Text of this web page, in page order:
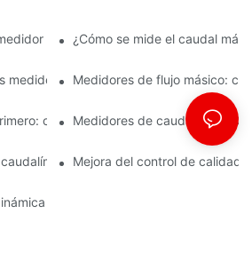
de caudal Coriolis?
¿Cómo se mide el caudal
medidores de flujo másico en la
Medidores de flujo másico:
comprensión de los caudalímetros
Medidores de caudal ATEX:
ATEX adecuado para
Mejora del control de calidad
de la medición del flujo másico de